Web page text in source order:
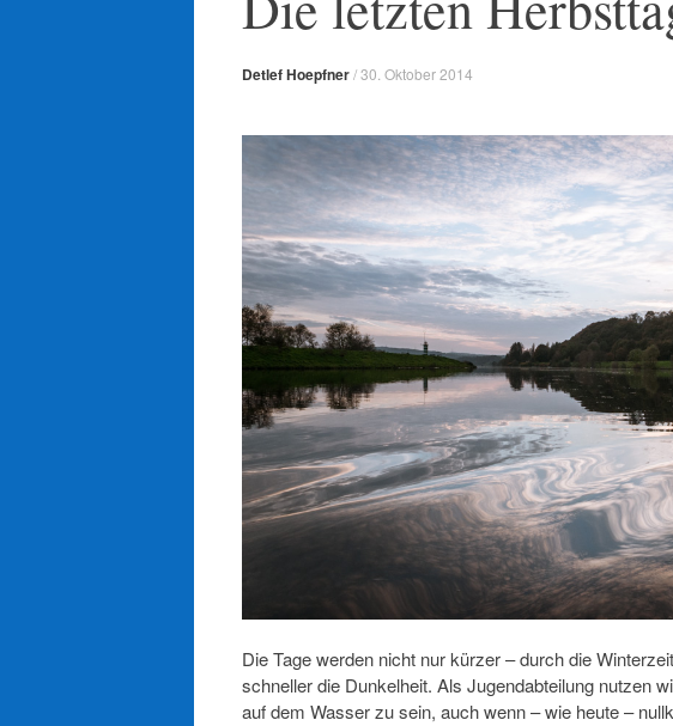
Detlef Hoepfner/30. Oktober 2014
Die Tage werden nicht nur kürzer – durch die
schneller die Dunkelheit. Als Jugendabteilung nutzen
auf dem Wasser zu sein, auch wenn – wie heute –